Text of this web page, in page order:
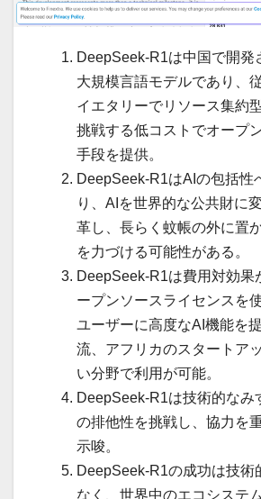
DeepSeek-R1は中国で開発
大規模言語モデルであり、
イエタリーでリソース集約
挑戦する低コストでオープ
手段を提供。
DeepSeek-R1はAIの包括性
り、AIを世界的な公共財に
革し、長らく蚊帳の外に置
を力づける可能性がある。
DeepSeek-R1は費用対効果
ープンソースライセンスを
ユーザーに高度なAI機能を
流、アフリカのスタートア
い分野で利用が可能。
DeepSeek-R1は技術的なみ
の排他性を挑戦し、協力を
示唆。
DeepSeek-R1の成功は技術
なく、世界中のエコシステ